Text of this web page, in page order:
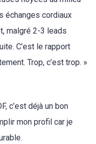
échanges cordiaux
malgré 2-3 leads
C’est le rapport
Trop, c’est trop. »
c’est déjà un bon
mon profil car je